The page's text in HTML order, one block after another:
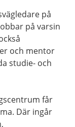
på
på varsin
och mentor
studie- och
får
Där ingår